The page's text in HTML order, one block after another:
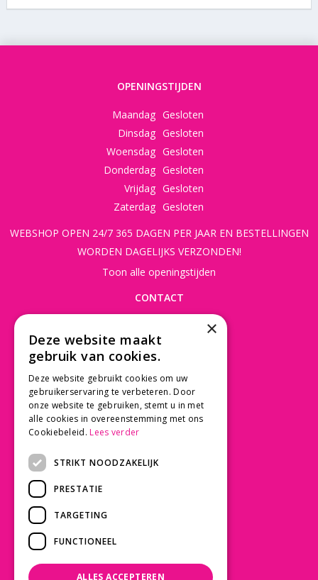
OPENINGSTIJDEN
Maandag Gesloten
Dinsdag Gesloten
Woensdag Gesloten
Donderdag Gesloten
Vrijdag Gesloten
Zaterdag Gesloten
WEBSHOP OPEN 24/7 365 DAGEN PER JAAR EN BESTELLINGEN
WORDEN DAGELIJKS VERZONDEN!
Toon alle openingstijden
CONTACT
3997 MK 't Goy
030 - 60 11 365
info@tuincentrumdebruijn.nl
Betaalinformatie
×
Deze website maakt
gebruik van cookies.
Deze website gebruikt cookies om uw
gebruikerservaring te verbeteren. Door
onze website te gebruiken, stemt u in met
alle cookies in overeenstemming met ons
Cookiebeleid. Lees verder
STRIKT NOODZAKELIJK
PRESTATIE
TARGETING
FUNCTIONEEL
ALLES ACCEPTEREN